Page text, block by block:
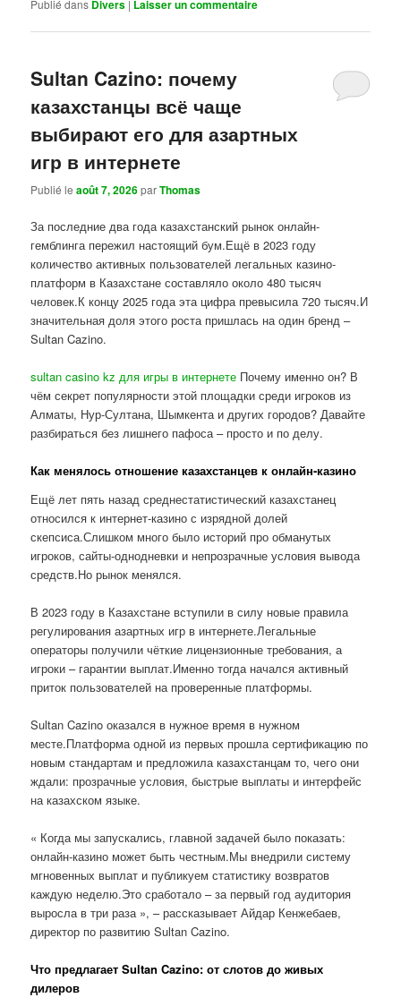
Publié dans Divers | Laisser un commentaire
Sultan Cazino: почему
казахстанцы всё чаще
выбирают его для азартных
игр в интернете
Publié leaoût 7, 2026parThomas
За последние два года казахстанский рынок онлайн-
гемблинга пережил настоящий бум.Ещё в 2023 году
количество активных пользователей легальных казино-
платформ в Казахстане составляло около 480 тысяч
человек.К концу 2025 года эта цифра превысила 720 тысяч.И
значительная доля этого роста пришлась на один бренд –
Sultan Cazino.
sultan casino kz для игры в интернете Почему именно он? В
чём секрет популярности этой площадки среди игроков из
Алматы, Нур-Султана, Шымкента и других городов? Давайте
разбираться без лишнего пафоса – просто и по делу.
Как менялось отношение казахстанцев к онлайн-казино
Ещё лет пять назад среднестатистический казахстанец
относился к интернет-казино с изрядной долей
скепсиса.Слишком много было историй про обманутых
игроков, сайты-однодневки и непрозрачные условия вывода
средств.Но рынок менялся.
В 2023 году в Казахстане вступили в силу новые правила
регулирования азартных игр в интернете.Легальные
операторы получили чёткие лицензионные требования, а
игроки – гарантии выплат.Именно тогда начался активный
приток пользователей на проверенные платформы.
Sultan Cazino оказался в нужное время в нужном
месте.Платформа одной из первых прошла сертификацию по
новым стандартам и предложила казахстанцам то, чего они
ждали: прозрачные условия, быстрые выплаты и интерфейс
на казахском языке.
« Когда мы запускались, главной задачей было показать:
онлайн-казино может быть честным.Мы внедрили систему
мгновенных выплат и публикуем статистику возвратов
каждую неделю.Это сработало – за первый год аудитория
выросла в три раза », – рассказывает Айдар Кенжебаев,
директор по развитию Sultan Cazino.
Что предлагает Sultan Cazino: от слотов до живых
дилеров